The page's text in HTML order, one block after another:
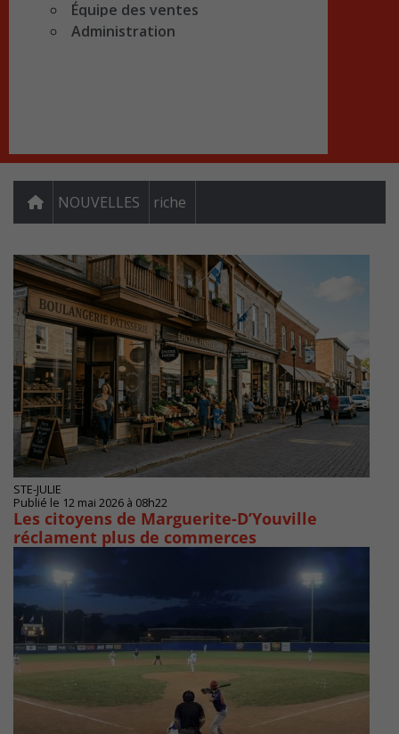
Équipe des ventes
Administration
NOUVELLES riche
STE-JULIE
Publié le 12 mai 2026 à 08h22
Les citoyens de Marguerite-D’Youville
réclament plus de commerces